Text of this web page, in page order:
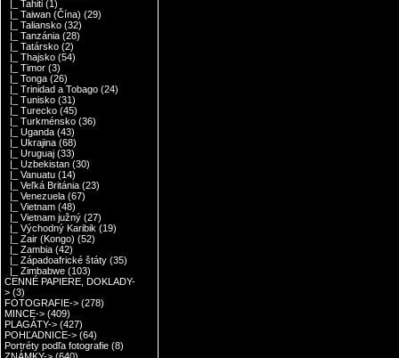
|_ Tahiti (1)
|_ Taiwan (Čína) (29)
|_ Taliansko (32)
|_ Tanzánia (28)
|_ Tatársko (2)
|_ Thajsko (54)
|_ Timor (3)
|_ Tonga (26)
|_ Trinidad a Tobago (24)
|_ Tunisko (31)
|_ Turecko (45)
|_ Turkménsko (36)
|_ Uganda (43)
|_ Ukrajina (68)
|_ Uruguaj (33)
|_ Uzbekistan (30)
|_ Vanuatu (14)
|_ Veľká Británia (23)
|_ Venezuela (67)
|_ Vietnam (48)
|_ Vietnam južný (27)
|_ Východný Karibik (19)
|_ Zair (Kongo) (52)
|_ Zambia (42)
|_ Západoafrické štáty (35)
|_ Zimbabwe (103)
CENNÉ PAPIERE, DOKLADY-
> (3)
FOTOGRAFIE-> (278)
MINCE-> (409)
PLAGÁTY-> (427)
POHĽADNICE-> (64)
Portréty podľa fotografie (8)